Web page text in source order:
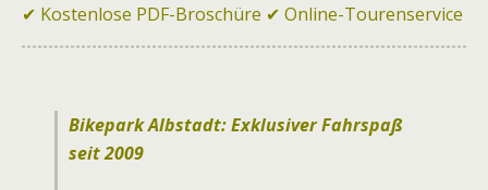
✔ Kostenlose PDF-Broschüre ✔ Online-Tourenservice
Bikepark Albstadt: Exklusiver Fahrspaß
seit 2009